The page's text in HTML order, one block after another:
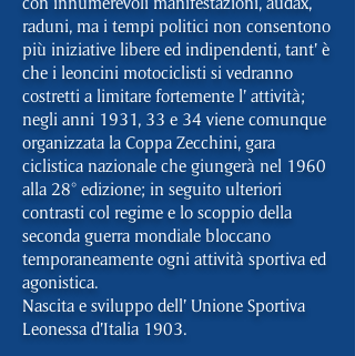
raduni, ma i tempi politici non consentono
più iniziative libere ed indipendenti, tant’ è
che i leoncini motociclisti si vedranno
costretti a limitare fortemente l’ attività;
negli anni 1931, 33 e 34 viene comunque
organizzata la Coppa Zecchini, gara
ciclistica nazionale che giungerà nel 1960
alla 28° edizione; in seguito ulteriori
contrasti col regime e lo scoppio della
seconda guerra mondiale bloccano
temporaneamente ogni attività sportiva ed
agonistica.
Nascita e sviluppo dell’ Unione Sportiva
Leonessa d’Italia 1903.